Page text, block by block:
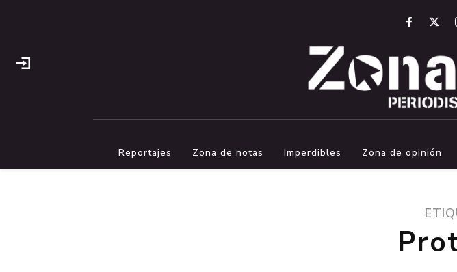
Reportajes Zona de notas Imperdibles Zona de opinión